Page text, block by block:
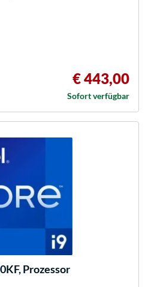
€ 443,00
Sofort verfügbar
Prozessor